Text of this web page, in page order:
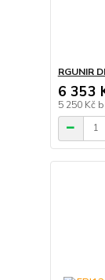
RGUNIR
6 353
5 250 Kč